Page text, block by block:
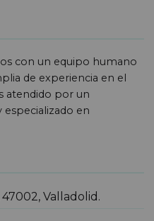
con un equipo humano
de experiencia en el
atendido por un
en
Valladolid.